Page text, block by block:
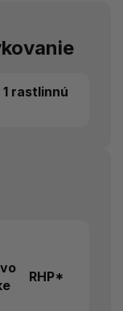
1 rastlinnú
RHP*